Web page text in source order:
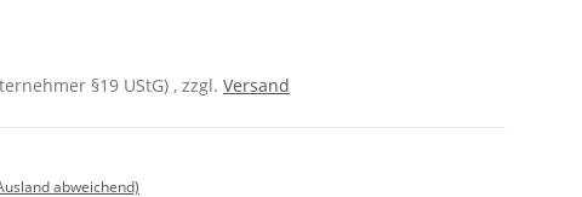
§19 UStG) , zzgl. Versand
abweichend)